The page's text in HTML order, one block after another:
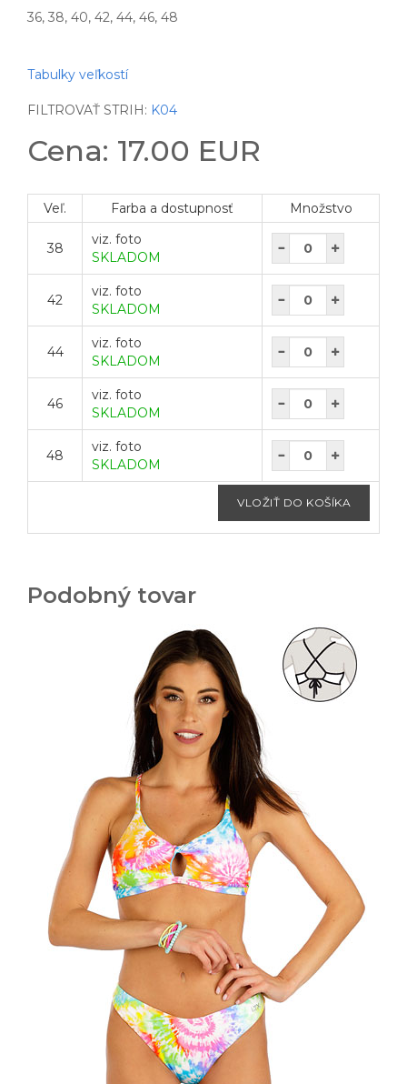
36, 38, 40, 42, 44, 46, 48
Tabulky veľkostí
FILTROVAŤ STRIH: K04
Cena: 17.00 EUR
Veľ. Farba a dostupnosť Množstvo
38
viz. foto
SKLADOM
42
viz. foto
SKLADOM
44
viz. foto
SKLADOM
46
viz. foto
SKLADOM
48
viz. foto
SKLADOM
Podobný tovar